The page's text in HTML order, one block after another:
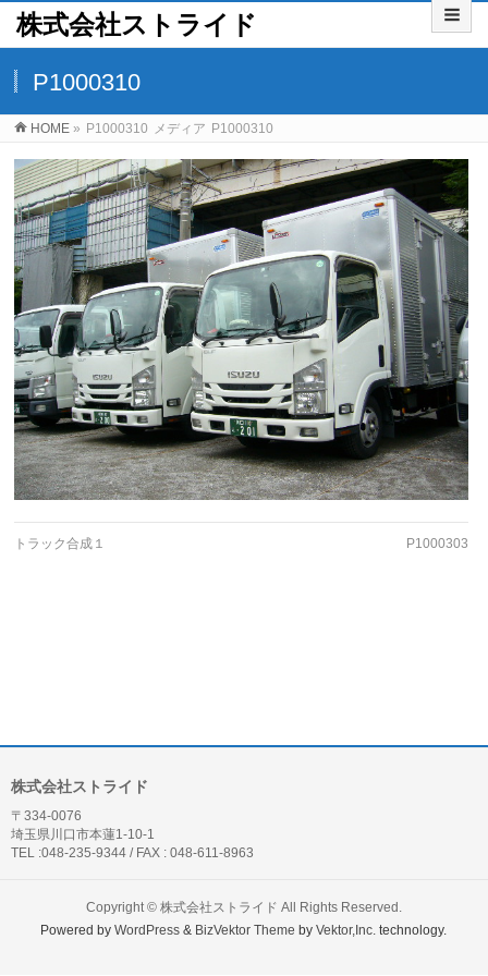
株式会社ストライド
P1000310
HOME » P1000310 メディア P1000310
トラック合成１ P1000303
株式会社ストライド
〒334-0076
埼玉県川口市本蓮1-10-1
TEL :048-235-9344 / FAX : 048-611-8963
Copyright © 株式会社ストライド All Rights Reserved.
Powered byWordPress & BizVektor Theme byVektor,Inc. technology.